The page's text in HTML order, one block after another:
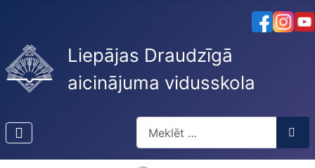
Liepājas Draudzīgā
aicinājuma vidusskola
Type 2 or more characters for